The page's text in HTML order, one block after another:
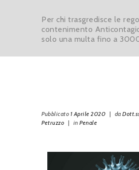
Per chi trasgredisce le
contenimento
solo una multa fino a
Pubblicato 1 Aprile 2020 | da
Petruzzo | in Penale